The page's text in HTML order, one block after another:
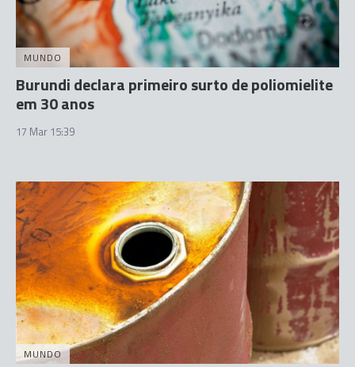
MUNDO
Burundi declara primeiro surto de poliomielite
em 30 anos
17 Mar 15:39
MUNDO